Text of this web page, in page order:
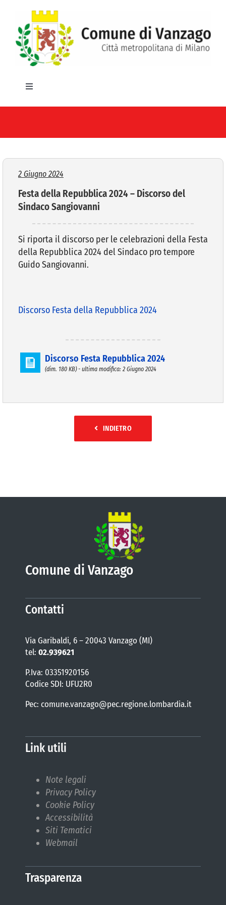
contenuto
Toggle
HOME
IL COMUNE
SERVIZI E UTILITA’
AREE TEMATICHE
VIVERE VANZAGO
2 Giugno 2024
Festa della Repubblica 2024 – Discorso del
Sindaco Sangiovanni
Si riporta il discorso per le celebrazioni della Festa
della Repubblica 2024 del Sindaco pro tempore
Guido Sangiovanni.
Discorso Festa della Repubblica 2024
Discorso Festa Repubblica 2024
(dim. 180 KB) - ultima modifica: 2 Giugno 2024
INDIETRO
Comune di Vanzago
Contatti
Via Garibaldi, 6 – 20043 Vanzago (MI)
tel: 02.939621
P.Iva: 03351920156
Codice SDI: UFU2R0
Pec: comune.vanzago@pec.regione.lombardia.it
Link utili
Note legali
Privacy Policy
Cookie Policy
Accessibilità
Siti Tematici
Webmail
Trasparenza